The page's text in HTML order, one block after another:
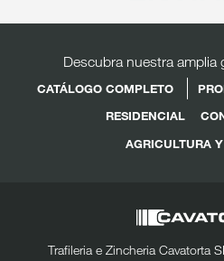
Descubra nuestra
CATÁLOGO COMPLETO
RESIDENCIAL
AGRICULTURA
Trafileria e Zincheria Cavatorta